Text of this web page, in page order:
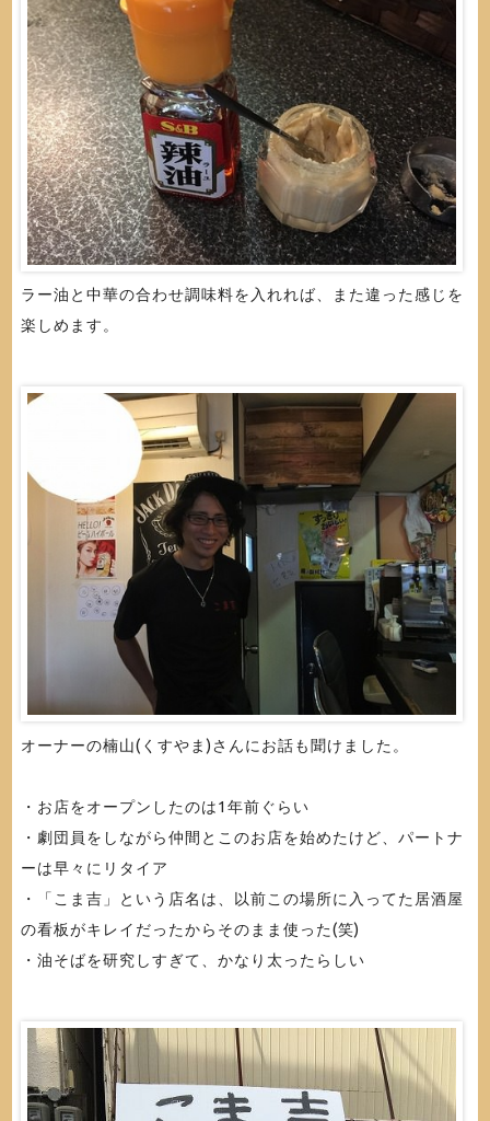
ラー油と中華の合わせ調味料を入れれば、また違った感じを
楽しめます。
オーナーの楠山(くすやま)さんにお話も聞けました。
・お店をオープンしたのは1年前ぐらい
・劇団員をしながら仲間とこのお店を始めたけど、パートナ
ーは早々にリタイア
・「こま吉」という店名は、以前この場所に入ってた居酒屋
の看板がキレイだったからそのまま使った(笑)
・油そばを研究しすぎて、かなり太ったらしい